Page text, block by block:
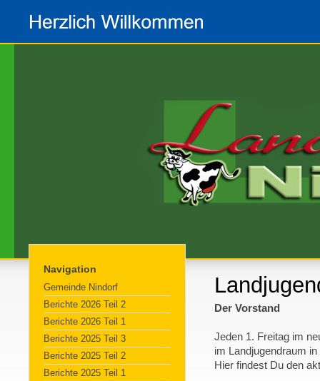
Navigation
Gemeinde Nindorf
Berichte 2026 Teil 2
Berichte 2026 Teil 1
Berichte 2025 Teil 3
Berichte 2025 Teil 2
Berichte 2025 Teil 1
Der Vorstand
Jeden 1. Freitag im
im Landjugendraum
Hier findest Du den